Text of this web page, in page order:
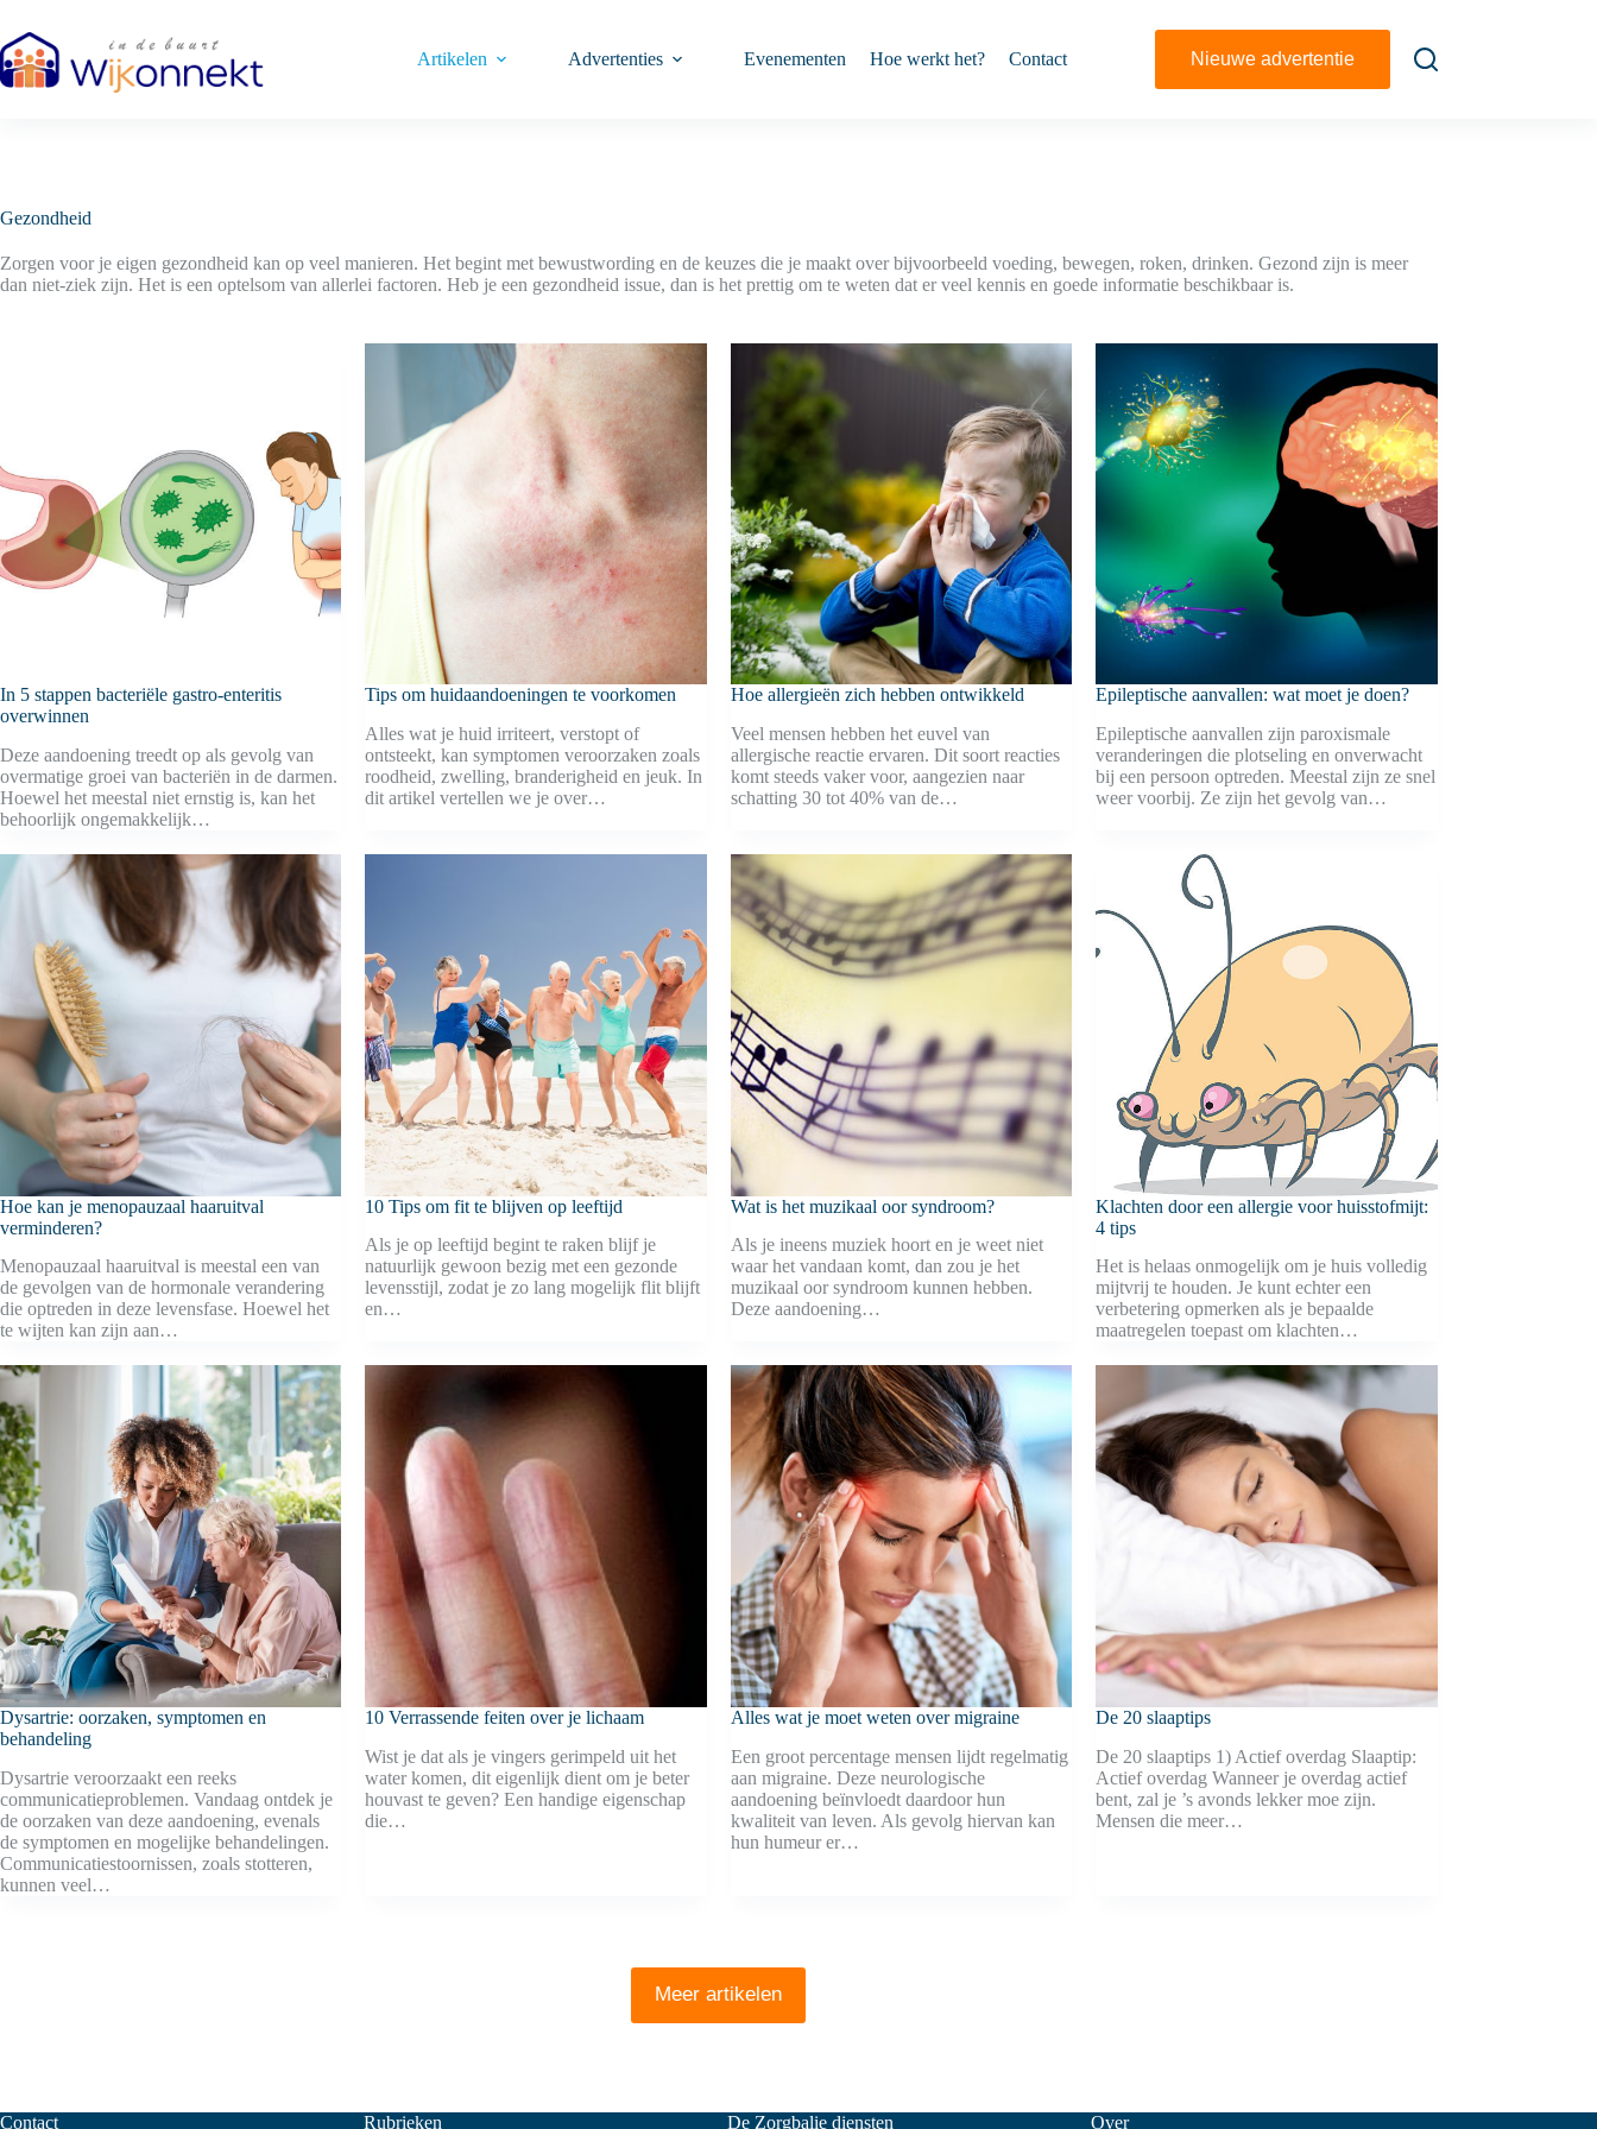
naar
de
inhoud
Artikelen Advertenties Evenementen Hoe werkt het? Contact Nieuwe advertentie
Gezondheid
Zorgen voor je eigen gezondheid kan op veel manieren. Het begint met bewustwording en de keuzes die je maakt over bijvoorbeeld voeding, bewegen, roken, drinken. Gezond zijn is meer
dan niet-ziek zijn. Het is een optelsom van allerlei factoren. Heb je een gezondheid issue, dan is het prettig om te weten dat er veel kennis en goede informatie beschikbaar is.
In 5 stappen bacteriële gastro-enteritis
overwinnen
Deze aandoening treedt op als gevolg van
overmatige groei van bacteriën in de darmen.
Hoewel het meestal niet ernstig is, kan het
behoorlijk ongemakkelijk…
Tips om huidaandoeningen te voorkomen
Alles wat je huid irriteert, verstopt of
ontsteekt, kan symptomen veroorzaken zoals
roodheid, zwelling, branderigheid en jeuk. In
dit artikel vertellen we je over…
Hoe allergieën zich hebben ontwikkeld
Veel mensen hebben het euvel van
allergische reactie ervaren. Dit soort reacties
komt steeds vaker voor, aangezien naar
schatting 30 tot 40% van de…
Epileptische aanvallen: wat moet je doen?
Epileptische aanvallen zijn paroxismale
veranderingen die plotseling en onverwacht
bij een persoon optreden. Meestal zijn ze snel
weer voorbij. Ze zijn het gevolg van…
Hoe kan je menopauzaal haaruitval
verminderen?
Menopauzaal haaruitval is meestal een van
de gevolgen van de hormonale verandering
die optreden in deze levensfase. Hoewel het
te wijten kan zijn aan…
10 Tips om fit te blijven op leeftijd
Als je op leeftijd begint te raken blijf je
natuurlijk gewoon bezig met een gezonde
levensstijl, zodat je zo lang mogelijk flit blijft
en…
Wat is het muzikaal oor syndroom?
Als je ineens muziek hoort en je weet niet
waar het vandaan komt, dan zou je het
muzikaal oor syndroom kunnen hebben.
Deze aandoening…
Klachten door een allergie voor huisstofmijt:
4 tips
Het is helaas onmogelijk om je huis volledig
mijtvrij te houden. Je kunt echter een
verbetering opmerken als je bepaalde
maatregelen toepast om klachten…
Dysartrie: oorzaken, symptomen en
behandeling
Dysartrie veroorzaakt een reeks
communicatieproblemen. Vandaag ontdek je
de oorzaken van deze aandoening, evenals
de symptomen en mogelijke behandelingen.
Communicatiestoornissen, zoals stotteren,
kunnen veel…
10 Verrassende feiten over je lichaam
Wist je dat als je vingers gerimpeld uit het
water komen, dit eigenlijk dient om je beter
houvast te geven? Een handige eigenschap
die…
Alles wat je moet weten over migraine
Een groot percentage mensen lijdt regelmatig
aan migraine. Deze neurologische
aandoening beïnvloedt daardoor hun
kwaliteit van leven. Als gevolg hiervan kan
hun humeur er…
De 20 slaaptips
De 20 slaaptips 1) Actief overdag Slaaptip:
Actief overdag Wanneer je overdag actief
bent, zal je ’s avonds lekker moe zijn.
Mensen die meer…
Meer artikelen
Contact Rubrieken De Zorgbalie diensten Over